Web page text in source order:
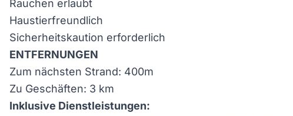
Rauchen erlaubt
Haustierfreundlich
Sicherheitskaution erforderlich
ENTFERNUNGEN
Zum nächsten Strand: 400m
Zu Geschäften: 3 km
Inklusive Dienstleistungen: